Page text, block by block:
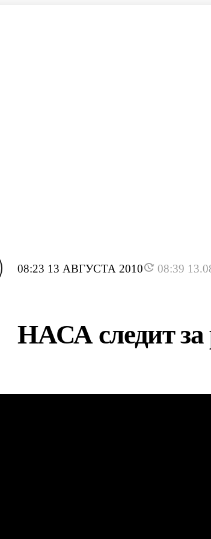
08:23 13 АВГУСТА 2010 08:39
НАСА следит за